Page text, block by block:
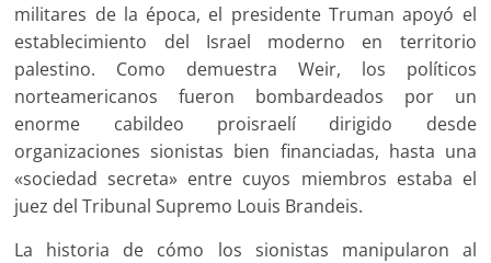
militares de la época, el presidente Truman apoyó el
establecimiento del Israel moderno en territorio
palestino. Como demuestra Weir, los políticos
norteamericanos fueron bombardeados por un
enorme cabildeo proisraelí dirigido desde
organizaciones sionistas bien financiadas, hasta una
«sociedad secreta» entre cuyos miembros estaba el
juez del Tribunal Supremo Louis Brandeis.
La historia de cómo los sionistas manipularon al